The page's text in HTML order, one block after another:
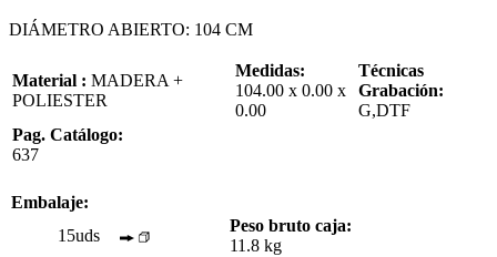
DIÁMETRO ABIERTO: 104 CM
Material : MADERA +
POLIESTER
Medidas:
104.00 x 0.00 x
0.00
Técnicas
Grabación:
G,DTF
Pag. Catálogo:
637
Embalaje:
15uds
Peso bruto caja:
11.8 kg